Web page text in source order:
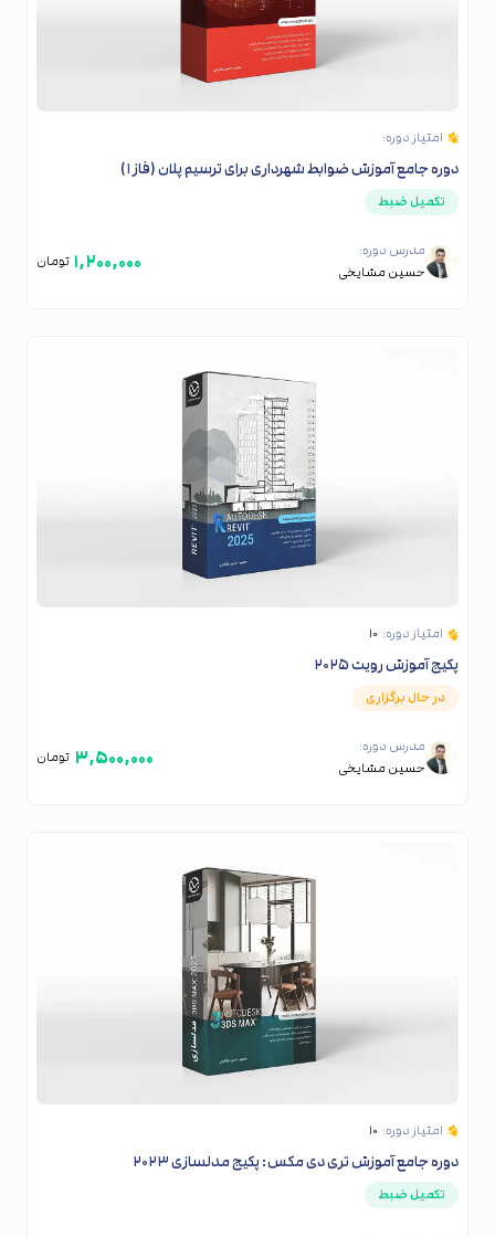
امتیاز دوره:
دوره جامع آموزش ضوابط شهرداری برای ترسیم پلان (فاز ۱)
تکمیل ضبط
مدرس دوره:
حسین مشایخی
۱,۲۰۰,۰۰۰ تومان
امتیاز دوره: ۱۰
پکیج آموزش رویت ۲۰۲۵
در حال برگزاری
مدرس دوره:
حسین مشایخی
۳,۵۰۰,۰۰۰ تومان
امتیاز دوره: ۱۰
دوره جامع آموزش تری‌ دی مکس: پکیج مدلسازی ۲۰۲۳
تکمیل ضبط